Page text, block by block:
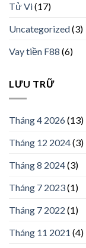
Tử Vi(17)
Uncategorized(3)
Vay tiền F88 (6)
LƯU TRỮ
Tháng 4 2026(13)
Tháng 12 2024(3)
Tháng 8 2024(3)
Tháng 7 2023(1)
Tháng 7 2022 (1)
Tháng 11 2021 (4)